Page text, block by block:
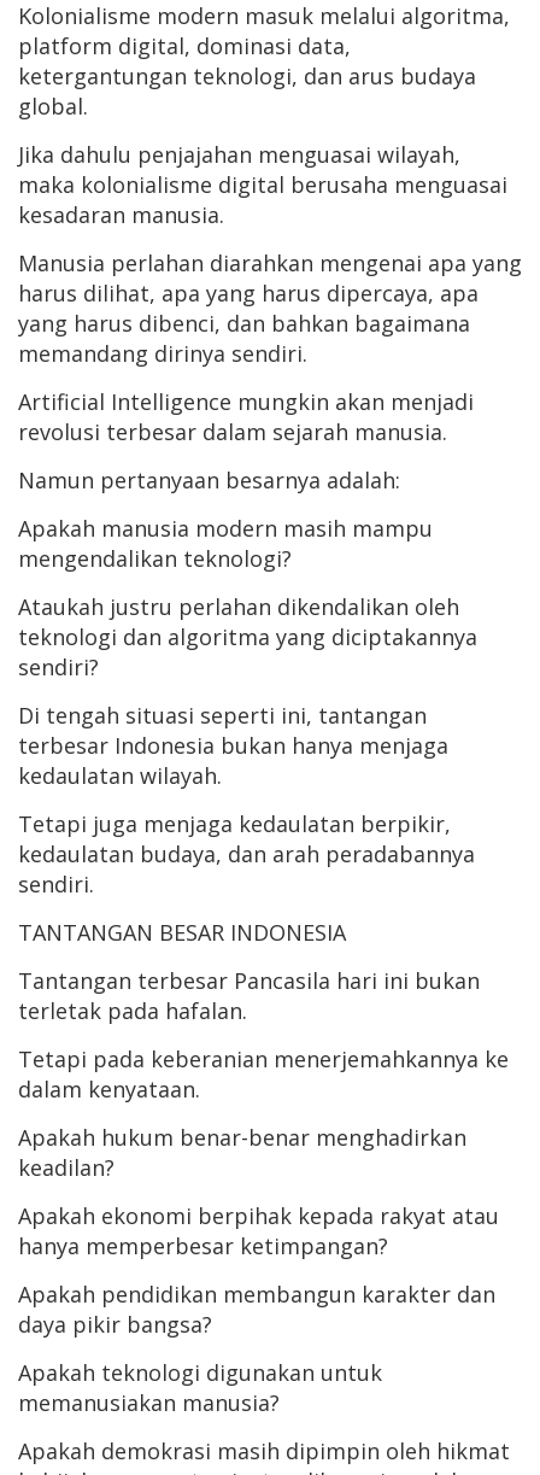
Kolonialisme modern masuk melalui algoritma,
platform digital, dominasi data,
ketergantungan teknologi, dan arus budaya
global.
Jika dahulu penjajahan menguasai wilayah,
maka kolonialisme digital berusaha menguasai
kesadaran manusia.
Manusia perlahan diarahkan mengenai apa yang
harus dilihat, apa yang harus dipercaya, apa
yang harus dibenci, dan bahkan bagaimana
memandang dirinya sendiri.
Artificial Intelligence mungkin akan menjadi
revolusi terbesar dalam sejarah manusia.
Namun pertanyaan besarnya adalah:
Apakah manusia modern masih mampu
mengendalikan teknologi?
Ataukah justru perlahan dikendalikan oleh
teknologi dan algoritma yang diciptakannya
sendiri?
Di tengah situasi seperti ini, tantangan
terbesar Indonesia bukan hanya menjaga
kedaulatan wilayah.
Tetapi juga menjaga kedaulatan berpikir,
kedaulatan budaya, dan arah peradabannya
sendiri.
TANTANGAN BESAR INDONESIA
Tantangan terbesar Pancasila hari ini bukan
terletak pada hafalan.
Tetapi pada keberanian menerjemahkannya ke
dalam kenyataan.
Apakah hukum benar-benar menghadirkan
keadilan?
Apakah ekonomi berpihak kepada rakyat atau
hanya memperbesar ketimpangan?
Apakah pendidikan membangun karakter dan
daya pikir bangsa?
Apakah teknologi digunakan untuk
memanusiakan manusia?
Apakah demokrasi masih dipimpin oleh hikmat